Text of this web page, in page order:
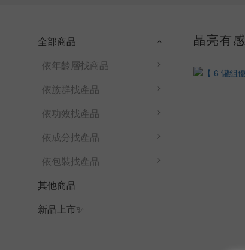
全部商品
依年齡層找商品
依族群找產品
依功效找產品
依成分找產品
依包裝找產品
其他商品
新品上市✨
晶亮有感